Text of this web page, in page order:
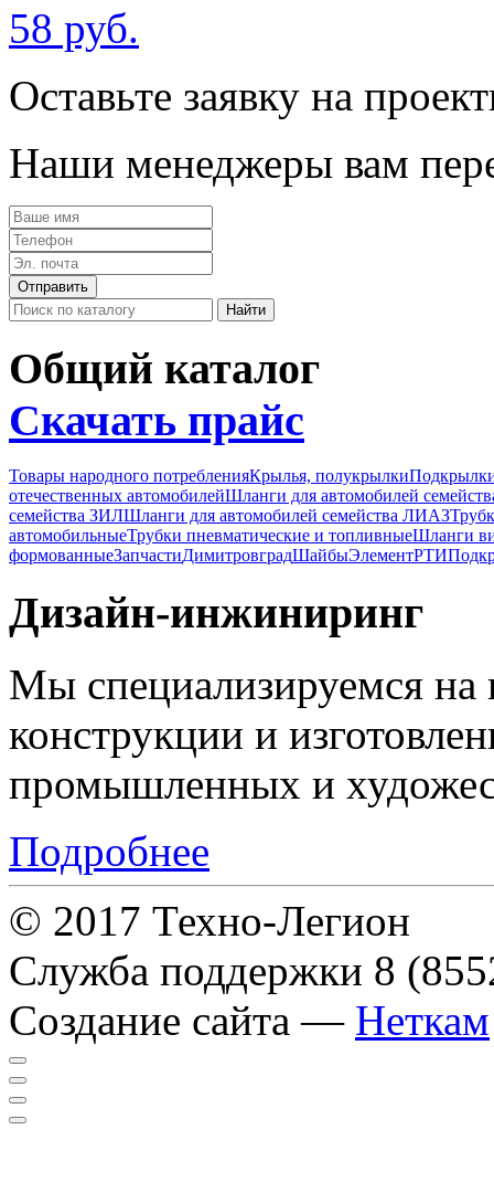
58 руб.
Оставьте заявку на
Наши менеджеры вам
Общий каталог
Скачать прайс
Товары народного потребленияКрылья, полукрылки
отечественных автомобилейШланги для автомобилей
семейства ЗИЛШланги для автомобилей семейства ЛИАЗ
автомобильныеТрубки пневматические и топливныеШланги
формованныеЗапчастиДимитровградШайбыЭлементРТИ
Дизайн-инжиниринг
Мы специализируемся на
конструкции и
промышленных и
Подробнее
© 2017 Техно-Легион
Служба поддержки 8
Создание сайта — Неткам